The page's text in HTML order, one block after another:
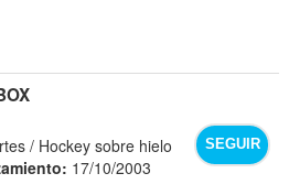
SEGUIR
/ Hockey sobre hielo
17/10/2003